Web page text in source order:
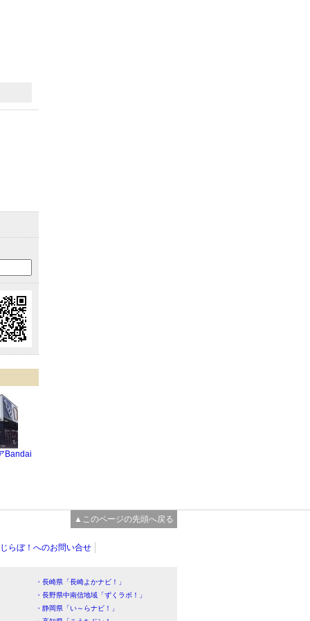
Bandai
▲このページの先頭へ戻る
らぼ！へのお問い合せ
・長崎県「長崎よかナビ！」
・長野県中南信地域「ずくラボ！」
・静岡県「い～らナビ！」